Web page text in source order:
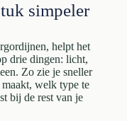
simpeler
helpt het
drie dingen: licht,
Zo zie je sneller
welk type te
bij de rest van je